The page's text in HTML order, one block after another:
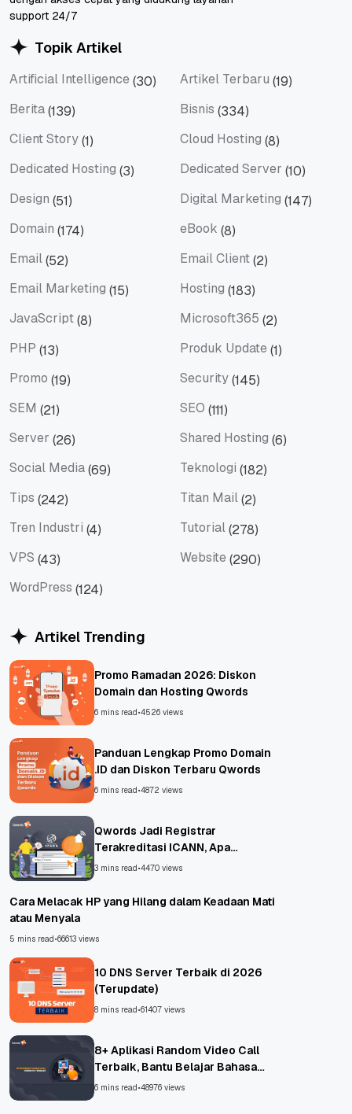
support 24/7
Topik Artikel
Artificial Intelligence (30) Artikel Terbaru (19)
Berita(139) Bisnis (334)
Client Story(1) Cloud Hosting (8)
Dedicated Hosting (3) Dedicated Server (10)
Design (51) Digital Marketing (147)
Domain (174) eBook (8)
Email(52) Email Client(2)
Email Marketing (15) Hosting (183)
JavaScript(8) Microsoft365 (2)
PHP (13) Produk Update (1)
Promo (19) Security(145)
SEM (21) SEO (111)
Server (26) Shared Hosting (6)
Social Media(69) Teknologi (182)
Tips (242) Titan Mail(2)
Tren Industri (4) Tutorial(278)
VPS (43) Website (290)
WordPress (124)
Artikel Trending
Promo Ramadan 2026: Diskon
Domain dan Hosting Qwords
6 mins read•4526 views
Panduan Lengkap Promo Domain
.ID dan Diskon Terbaru Qwords
6 mins read•4872 views
Qwords Jadi Registrar
Terakreditasi ICANN, Apa
Untungnya?
3 mins read•4470 views
Cara Melacak HP yang Hilang dalam Keadaan Mati
atau Menyala
5 mins read•66613 views
10 DNS Server Terbaik di 2026
(Terupdate)
8 mins read•61407 views
8+ Aplikasi Random Video Call
Terbaik, Bantu Belajar Bahasa
Asing!
6 mins read•48976 views